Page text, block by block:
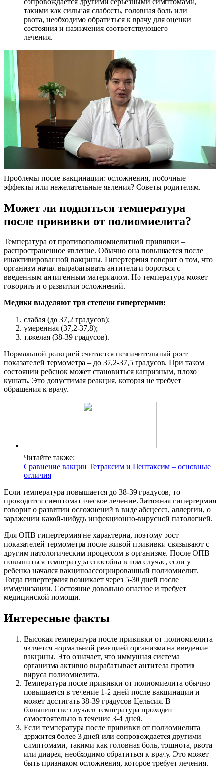
такими как сильная слабость, головная боль или
рвота, необходимо обратиться к врачу для оценки
состояния и назначения соответствующего
лечения.
Проблемы после вакцинации: осложнения, побочные
эффекты или нежелательные явления? Советы родителям.
Может ли подняться температура
после прививки от полиомиелита?
Температура от противополиомиелитной прививки –
распространенное явление. Обычно она повышается после
инактивированной вакцины. Гипертермия говорит о том, что
организм начал вырабатывать антитела и бороться с
введенным антигенным материалом. Но температура может
говорить и о развитии осложнений.
Медики выделяют три степени гипертермии:
слабая (до 37,2 градусов);
умеренная (37,2-37,8);
тяжелая (38-39 градусов).
Нормальной реакцией считается незначительный рост
показателей термометра – до 37,2-37,5 градусов. При таком
состоянии ребенок может становиться капризным, плохо
кушать. Это допустимая реакция, которая не требует
обращения к врачу.
Читайте также:
Сравнение вакцин Тетраксим и Пентаксим – основные
отличия
Если температура повышается до 38-39 градусов, то
проводится симптоматическое лечение. Затяжная гипертермия
говорит о развитии осложнений в виде абсцесса, аллергии, о
заражении какой-нибудь инфекционно-вирусной патологией.
Для ОПВ гипертермия не характерна, поэтому рост
показателей термометра после живой прививки связывают с
другим патологическим процессом в организме. После ОПВ
повышаться температура способна в том случае, если у
ребенка начался вакциноассоциированный полиомиелит.
Тогда гипертермия возникает через 5-30 дней после
иммунизации. Состояние довольно опасное и требует
медицинской помощи.
Интересные факты
Высокая температура после прививки от полиомиелита
является нормальной реакцией организма на введение
вакцины. Это означает, что иммунная система
организма активно вырабатывает антитела против
вируса полиомиелита.
Температура после прививки от полиомиелита обычно
повышается в течение 1-2 дней после вакцинации и
может достигать 38-39 градусов Цельсия. В
большинстве случаев температура проходит
самостоятельно в течение 3-4 дней.
Если температура после прививки от полиомиелита
держится более 3 дней или сопровождается другими
симптомами, такими как головная боль, тошнота, рвота
или диарея, необходимо обратиться к врачу. Это может
быть признаком осложнения, которое требует лечения.